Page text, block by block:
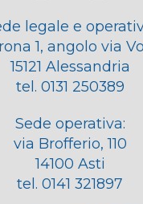
legale e
1, angolo via
15121 Alessandria
tel. 0131 250389
Sede operativa:
via Brofferio, 110
14100 Asti
tel. 0141 321897